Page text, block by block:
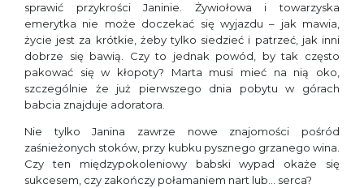
sprawić przykrości Janinie. Żywiołowa i towarzyska
emerytka nie może doczekać się wyjazdu – jak mawia,
życie jest za krótkie, żeby tylko siedzieć i patrzeć, jak inni
dobrze się bawią. Czy to jednak powód, by tak często
pakować się w kłopoty? Marta musi mieć na nią oko,
szczególnie że już pierwszego dnia pobytu w górach
babcia znajduje adoratora.
Nie tylko Janina zawrze nowe znajomości pośród
zaśnieżonych stoków, przy kubku pysznego grzanego wina.
Czy ten międzypokoleniowy babski wypad okaże się
sukcesem, czy zakończy połamaniem nart lub… serca?